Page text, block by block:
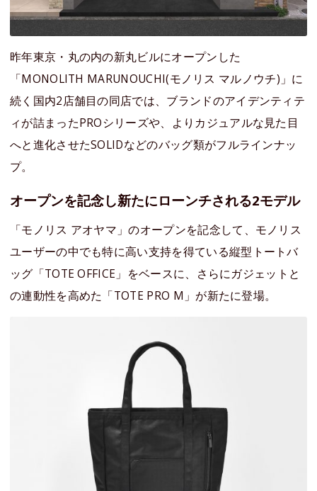
昨年東京・丸の内の新丸ビルにオープンした
「MONOLITH MARUNOUCHI(モノリス マルノウチ)」に
続く国内2店舗目の同店では、ブランドのアイデンティテ
ィが詰まったPROシリーズや、よりカジュアルな見た目
へと進化させたSOLIDなどのバッグ類がフルラインナッ
プ。
オープンを記念し新たにローンチされる2モデル
「モノリス アオヤマ」のオープンを記念して、モノリス
ユーザーの中でも特に高い支持を得ている縦型トートバ
ッグ「TOTE OFFICE」をベースに、さらにガジェットと
の連動性を高めた「TOTE PRO M」が新たに登場。